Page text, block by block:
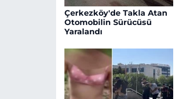
Çerkezköy'de Takla Atan
Otomobilin Sürücüsü
Yaralandı